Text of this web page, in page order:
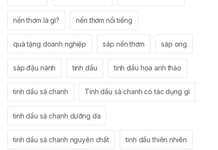
nến thơm là gì? nến thơm nổi tiếng
quà tặng doanh nghiệp sáp nến thơm sáp ong
sáp đậu nành tinh dầu tinh dầu hoa anh thảo
tinh dầu sả chanh Tinh dầu sả chanh có tác dụng gì
tinh dầu sả chanh dưỡng da
tinh dầu sả chanh nguyên chất tinh dầu thiên nhiên